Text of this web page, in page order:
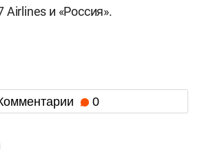
Airlines и «Россия».
0